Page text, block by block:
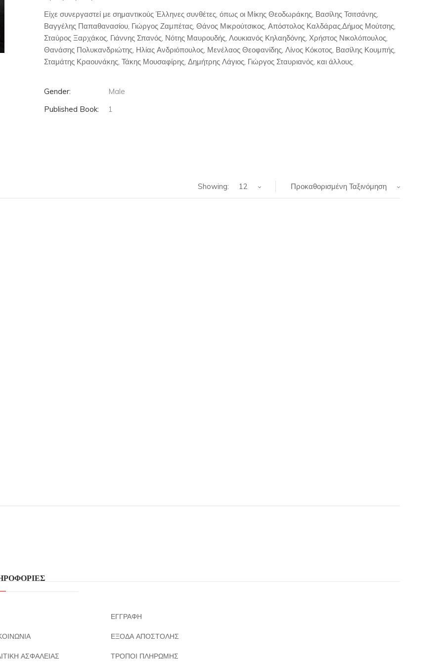
Είχε συνεργαστεί με σημαντικούς Έλληνες συνθέτες, όπως οι Μίκης Θεοδωράκης, Βασίλης Τσιτσάνης,
Βαγγέλης Παπαθανασίου, Γιώργος Ζαμπέτας, Θάνος Μικρούτσικος, Απόστολος Καλδάρας,Δήμος Μούτσης,
Σταύρος Ξαρχάκος, Γιάννης Σπανός, Νότης Μαυρουδής, Λουκιανός Κηλαηδόνης, Χρήστος Νικολόπουλος,
Θανάσης Πολυκανδριώτης, Ηλίας Ανδριόπουλος, Μενέλαος Θεοφανίδης, Λίνος Κόκοτος, Βασίλης Κουμπής,
Σταμάτης Κραουνάκης, Τάκης Μουσαφίρης, Δημήτρης Λάγιος, Γιώργος Σταυριανός, και άλλους.
Gender:
Male
Published Book:
1
Προκαθορισμένη Ταξινόμηση
Showing: 12
ΑΣΦΑΛΕΙΑΣ
ΕΓΓΡΑΦΗ
ΕΞΟΔΑ ΑΠΟΣΤΟΛΗΣ
ΤΡΟΠΟΙ ΠΛΗΡΩΜΗΣ